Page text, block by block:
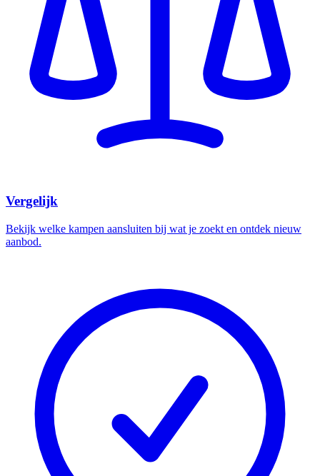
Vergelijk
Bekijk welke kampen aansluiten bij wat je zoekt en ontdek nieuw
aanbod.